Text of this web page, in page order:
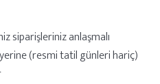
siparişleriniz anlaşmalı
(resmi tatil günleri hariç)